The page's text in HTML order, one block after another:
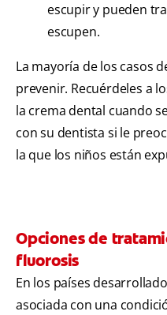
escupir y pueden
escupen.
La mayoría de los casos
prevenir. Recuérdeles a
la crema dental cuando
con su dentista si le
la que los niños están
Opciones de
fluorosis
En los países
asociada con una